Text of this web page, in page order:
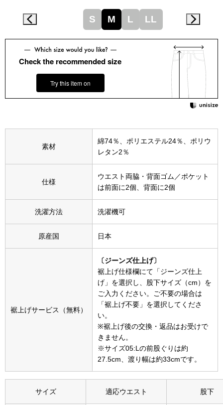
ビー すべて見る
ウオッチ／
ネックレス
ブレスレット
ファッション
帽子
マフラー／ス
スカーフ／ス
手袋
ベルト
S M L LL
Check the recommended size
Try this item on
素材
綿74％、ポリエステル24％、ポリウ
レタン2％
仕様
ウエスト両脇・背面ゴム／ポケット
は前面に2個、背面に2個
洗濯方法 洗濯機可
原産国 日本
裾上げサービス（無料）
〔ジーンズ仕上げ〕
裾上げ仕様欄にて「ジーンズ仕上
げ」を選択し、股下サイズ（cm）を
ご入力ください。ご不要の場合は
「裾上げ不要」を選択してくださ
い。
※裾上げ後の交換・返品はお受けで
きません。
※サイズ05:Lの前股ぐりは約
27.5cm、渡り幅は約33cmです。
サイズ 適応ウエスト 股下